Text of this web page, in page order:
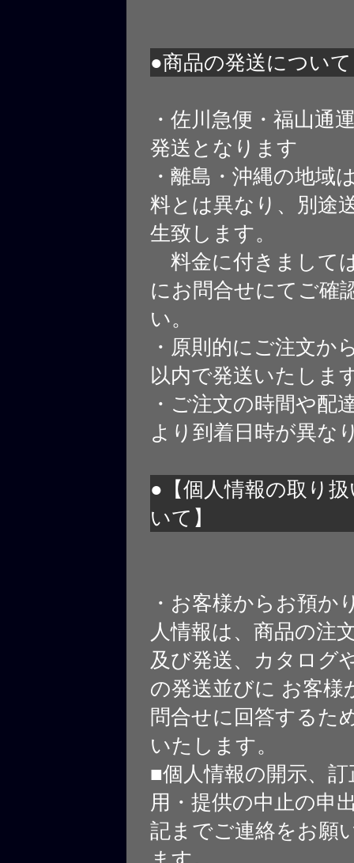
●商品の発送について
・佐川急便・福山通
発送となります
・離島・沖縄の地域
料とは異なり、別途
生致します。
料金に付きまして
にお問合せにてご確
い。
・原則的にご注文か
以内で発送いたしま
・ご注文の時間や配
より到着日時が異な
●【個人情報の取り
いて】
・お客様からお預か
人情報は、商品の注
及び発送、カタログ
の発送並びに お客様
問合せに回答するた
いたします。
■個人情報の開示、
用・提供の中止の申
記までご連絡をお願